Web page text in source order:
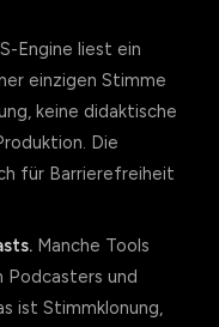
Engine liest ein
einzigen Stimme
keine didaktische
Die
für Barrierefreiheit
Manche Tools
Podcasters und
ist Stimmklonung,